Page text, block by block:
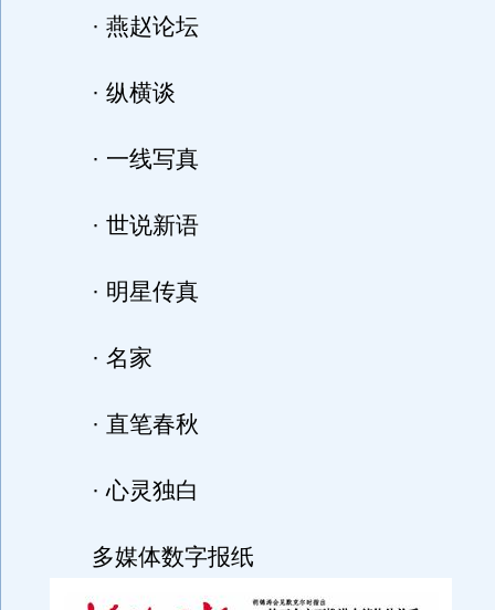
· 燕赵论坛
· 纵横谈
· 一线写真
· 世说新语
· 明星传真
· 名家
· 直笔春秋
· 心灵独白
多媒体数字报纸